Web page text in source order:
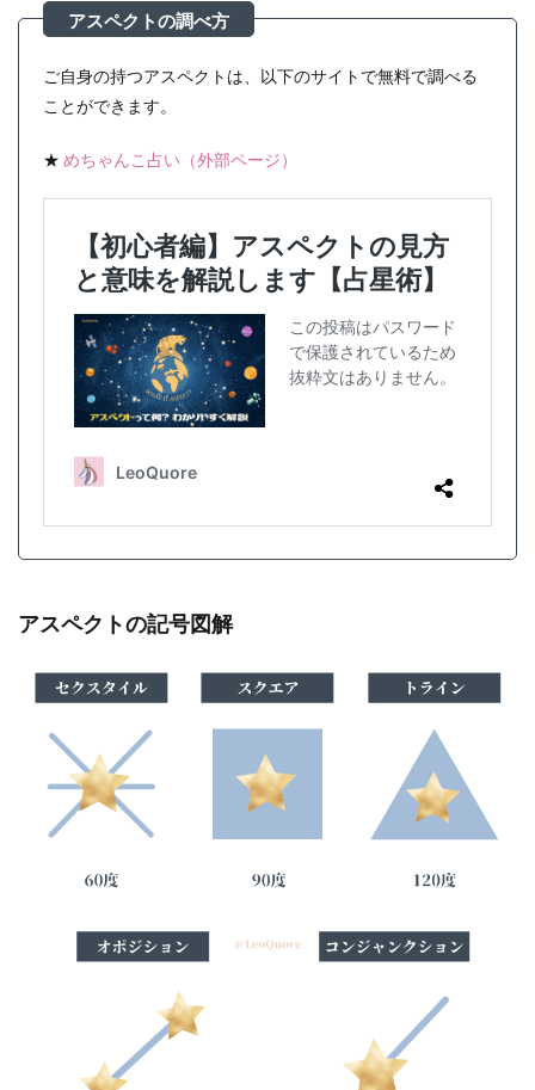
ご自身の持つアスペクトは、以下のサイトで無料で調べる
ことができます。
★ めちゃんこ占い（外部ページ）
アスペクトの記号図解